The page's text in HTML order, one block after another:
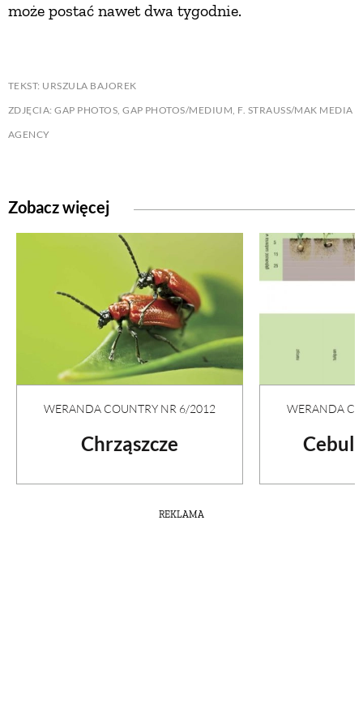
może postać nawet dwa tygodnie.
TEKST: URSZULA BAJOREK
ZDJĘCIA: GAP PHOTOS, GAP PHOTOS/MEDIUM, F. STRAUSS/MAK MEDIA
AGENCY
Zobacz więcej
WERANDA COUNTRY NR 6/2012
Chrząszcze
WERANDA
REKLAMA